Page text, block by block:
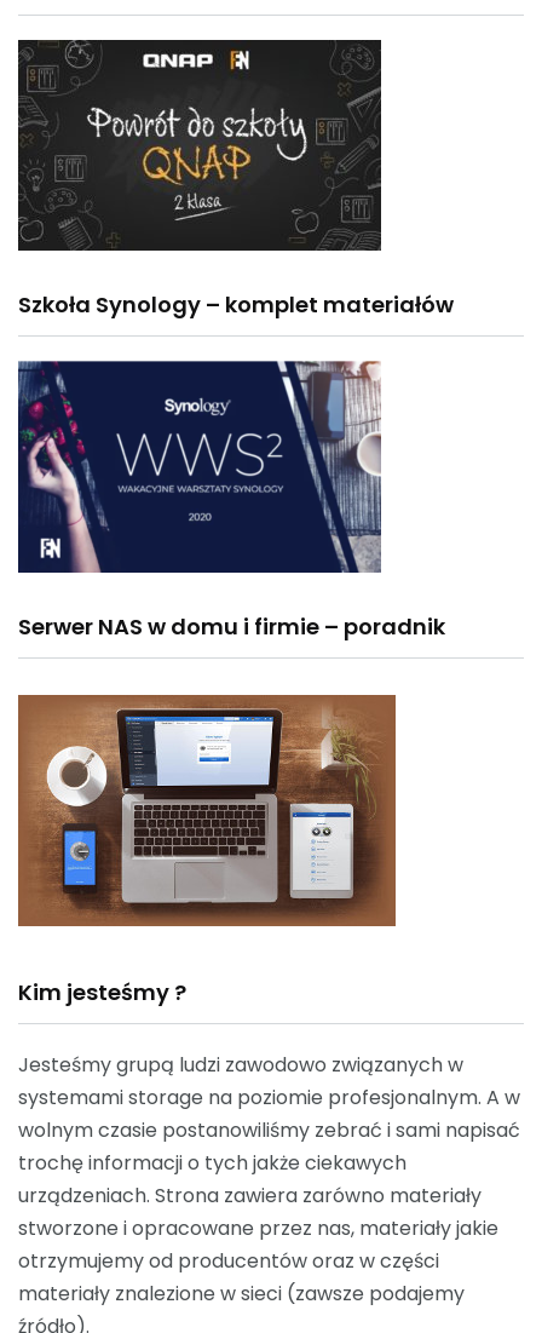
Szkoła Synology – komplet materiałów
Serwer NAS w domu i firmie – poradnik
Kim jesteśmy ?
Jesteśmy grupą ludzi zawodowo związanych w
systemami storage na poziomie profesjonalnym. A w
wolnym czasie postanowiliśmy zebrać i sami napisać
trochę informacji o tych jakże ciekawych
urządzeniach. Strona zawiera zarówno materiały
stworzone i opracowane przez nas, materiały jakie
otrzymujemy od producentów oraz w części
materiały znalezione w sieci (zawsze podajemy
źródło).